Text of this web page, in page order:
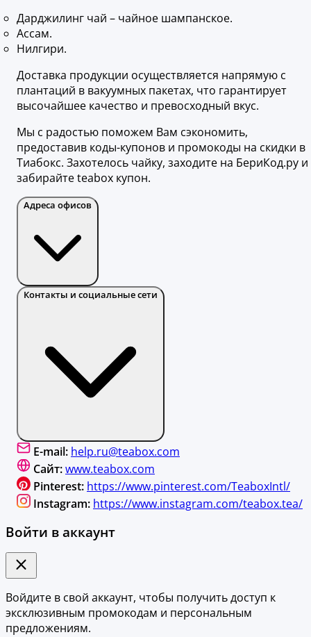
Дарджилинг чай – чайное шампанское.
Ассам.
Нилгири.
Доставка продукции осуществляется напрямую с
плантаций в вакуумных пакетах, что гарантирует
высочайшее качество и превосходный вкус.
Мы с радостью поможем Вам сэкономить,
предоставив коды-купонов и промокоды на скидки в
Тиабокс. Захотелось чайку, заходите на БериКод.ру и
забирайте teabox купон.
Адреса офисов
Контакты и социальные сети
E-mail: help.ru@teabox.com
Сайт:www.teabox.com
Pinterest: https://www.pinterest.com/TeaboxIntl/
Instagram: https://www.instagram.com/teabox.tea/
Войти в аккаунт
Войдите в свой аккаунт, чтобы получить доступ к
эксклюзивным промокодам и персональным
предложениям.